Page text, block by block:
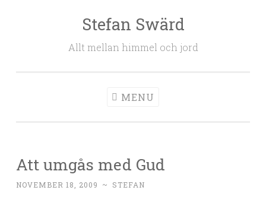
Stefan Swärd
Allt mellan himmel och jord
MENU
Att umgås med Gud
NOVEMBER 18, 2009 ~ STEFAN